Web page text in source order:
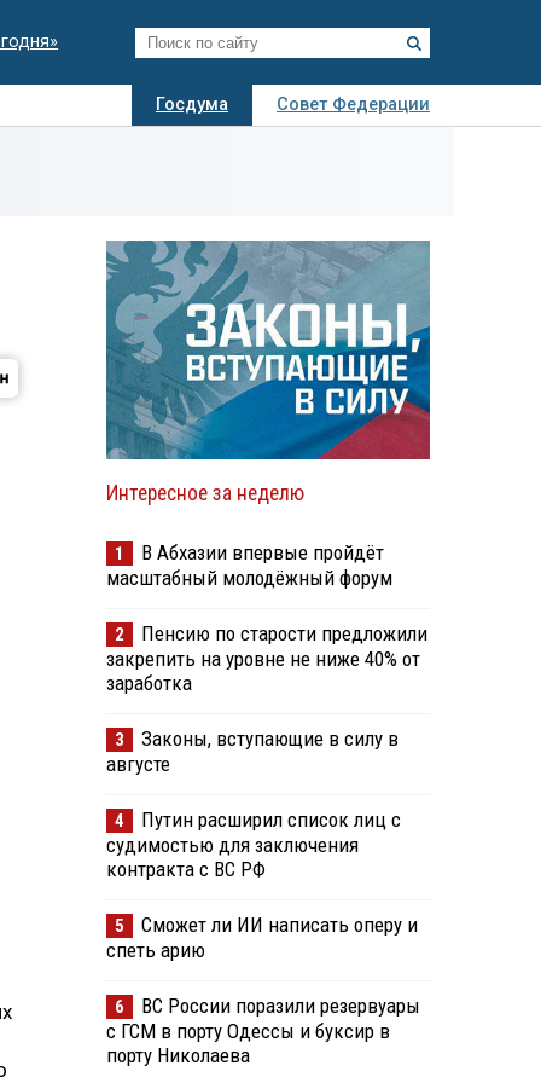
Госдума
Совет Федерации
Интересное за неделю
1
В Абхазии впервые пройдёт
масштабный молодёжный форум
2
Пенсию по старости предложили
закрепить на уровне не ниже 40% от
заработка
3
Законы, вступающие в силу в
августе
4
Путин расширил список лиц с
судимостью для заключения
контракта с ВС РФ
5
Сможет ли ИИ написать оперу и
спеть арию
6
ВС России поразили резервуары
с ГСМ в порту Одессы и буксир в
порту Николаева